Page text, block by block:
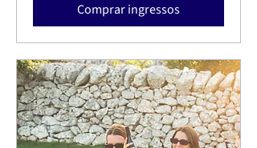
Comprar ingressos